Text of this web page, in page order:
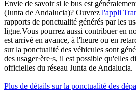
Envie de savoir si le bus est
(Junta de Andalucia)? Ouvrez l'appli
rapports de ponctualité générés par les
ligne.Vous pourrez aussi contribuer en
est arrivé en avance, à l'heure ou en
sur la ponctualité des véhicules sont
des usager·ère·s, il est possible qu'elles
officielles du réseau Junta de Andalucia.
Plus de détails sur la ponctualité des